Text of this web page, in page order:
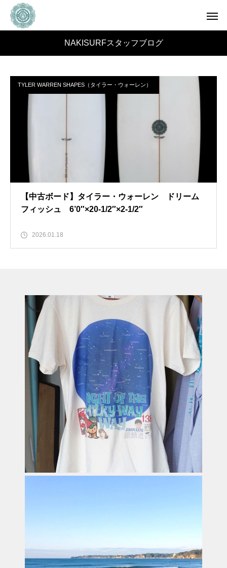
NAKISURFスタッフブログ
TYLER WARREN SHAPES（タイラー・ウォーレン）
【中古ボード】タイラー・ウォーレン ドリーム
フィッシュ 6’0″×20-1/2″×2-1/2″
2026.01.18